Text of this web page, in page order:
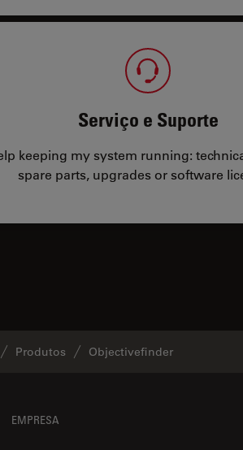
Serviço e Suporte
keeping my system running:
spare parts, upgrades or software
Produtos Objectivefinder
EMPRESA